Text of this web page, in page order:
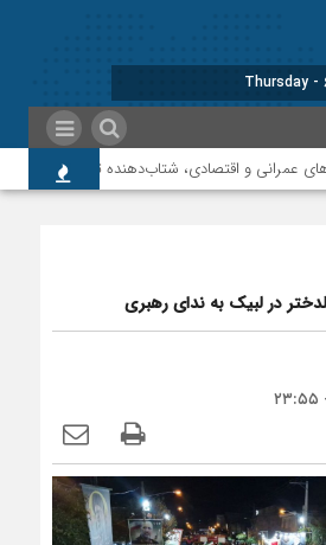
شتاب‌دهنده توسعه پلدختر هستند
در لبیک به ندای رهبری